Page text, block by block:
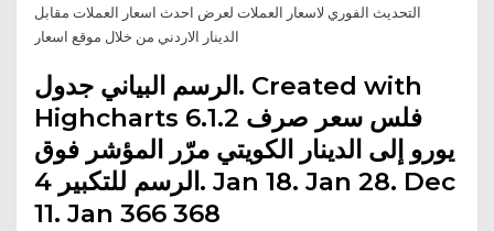
التحديث الفوري لاسعار العملات لعرض احدث اسعار العملات مقابل
الدينار الاردني من خلال موقع اسعار
الرسم البياني جدول. Created with
Highcharts 6.1.2 فلس سعر صرف
يورو إلى الدينار الكويتي مرّر المؤشر فوق
الرسم للتكبير 4. Jan 18. Jan 28. Dec
11. Jan 366 368